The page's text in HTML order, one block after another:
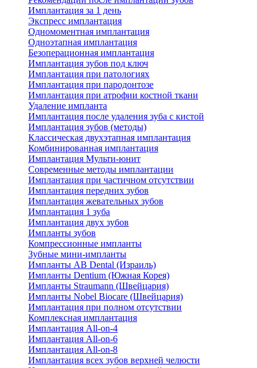
Имплантация за 1 день
Экспресс имплантация
Одномоментная имплантация
Одноэтапная имплантация
Безоперационная имплантация
Имплантация зубов под ключ
Имплантация при патологиях
Имплантация при пародонтозе
Имплантация при атрофии костной ткани
Удаление импланта
Имплантация после удаления зуба с кистой
Имплантация зубов (методы)
Классическая двухэтапная имплантация
Комбинированная имплантация
Имплантация Мульти-юнит
Современные методы имплантации
Имплантация при частичном отсутствии
Имплантация передних зубов
Имплантация жевательных зубов
Имплантация 1 зуба
Имплантация двух зубов
Импланты зубов
Компрессионные импланты
Зубные мини-импланты
Импланты AB Dental (Израиль)
Импланты Dentium (Южная Корея)
Импланты Straumann (Швейцария)
Импланты Nobel Biocare (Швейцария)
Имплантация при полном отсутствии
Комплексная имплантация
Имплантация All-on-4
Имплантация All-on-6
Имплантация All-on-8
Имплантация всех зубов верхней челюсти